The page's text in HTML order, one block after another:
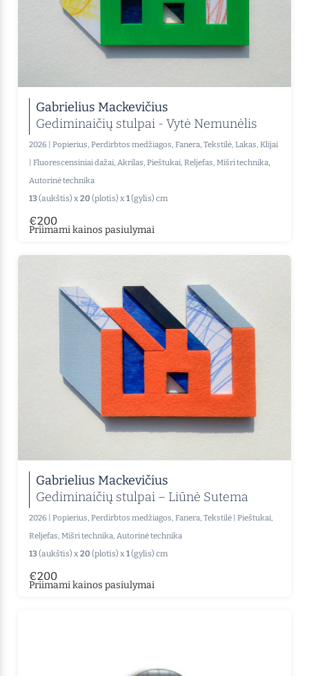
Gabrielius Mackevičius
Gediminaičių stulpai - Vytė Nemunėlis
2026 | Popierius, Perdirbtos medžiagos, Fanera, Tekstilė, Lakas, Klijai
| Fluorescensiniai dažai, Akrilas, Pieštukai, Reljefas, Mišri technika,
Autorinė technika
13(aukštis) x20 (plotis) x1(gylis) cm
€200
Priimami kainos pasiulymai
Gabrielius Mackevičius
Gediminaičių stulpai – Liūnė Sutema
2026 | Popierius, Perdirbtos medžiagos, Fanera, Tekstilė | Pieštukai,
Reljefas, Mišri technika, Autorinė technika
13(aukštis) x 20 (plotis) x 1 (gylis) cm
€200
Priimami kainos pasiulymai